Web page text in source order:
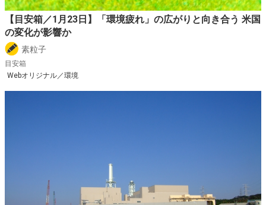
【目安箱／1月23日】「環境疲れ」の広がりと向き合う 米国
の変化が影響か
素粒子
目安箱
Webオリジナル／環境